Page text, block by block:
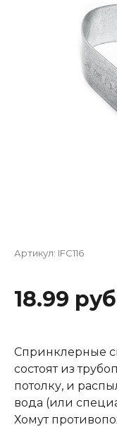
Артикул: IFC116
18.99
Спринклерные
состоят из
потолку, и
вода (или
Хомут